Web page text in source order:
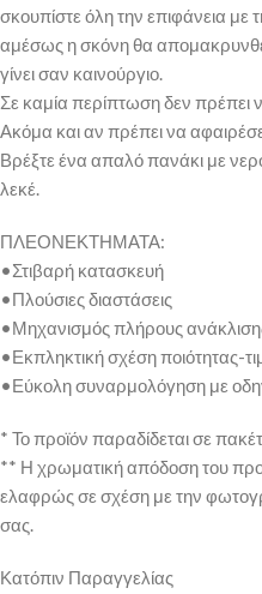
σκουπίστε όλη την επιφάνεια με
αμέσως η σκόνη θα
γίνει σαν καινούργιο.
Σε καμία περίπτωση δεν πρέπει
Ακόμα και αν πρέπει να
Βρέξτε ένα απαλό πανάκι με
λεκέ.
ΠΛΕΟΝΕΚΤΗΜΑΤΑ:
•Στιβαρή κατασκευή
•Πλούσιες διαστάσεις
•Μηχανισμός πλήρους
•Εκπληκτική σχέση ποιότητας-
•Εύκολη συναρμολόγηση με
* Το προϊόν παραδίδεται σε
** Η χρωματική απόδοση του
ελαφρώς σε σχέση με την
σας.
Κατόπιν Παραγγελίας